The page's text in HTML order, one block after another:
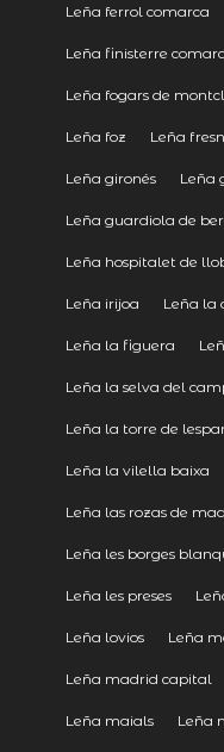
Leña ferrol comarca
Leña finisterre
Leña fogars de
Leña foz Leña
Leña gironés Leña
Leña guardiola de
Leña hospitalet de
Leña irijoa Leña la
Leña la figuera
Leña la selva del
Leña la torre de
Leña la vilella baixa
Leña las rozas de
Leña les borges
Leña les preses
Leña lovios Leña
Leña madrid capital
Leña maials Leña